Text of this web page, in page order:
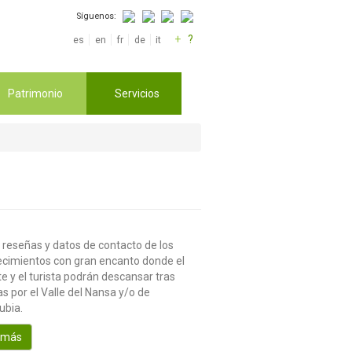
Síguenos:
es en fr de it + ?
Patrimonio Servicios
reseñas y datos de contacto de los
con gran encanto donde el
y el turista podrán descansar tras
por el Valle del Nansa y/o de